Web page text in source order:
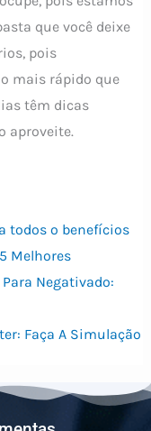
que você deixe
pois
mais rápido que
têm dicas
aproveite.
todos o benefícios
Melhores
Negativado:
Faça A Simulação